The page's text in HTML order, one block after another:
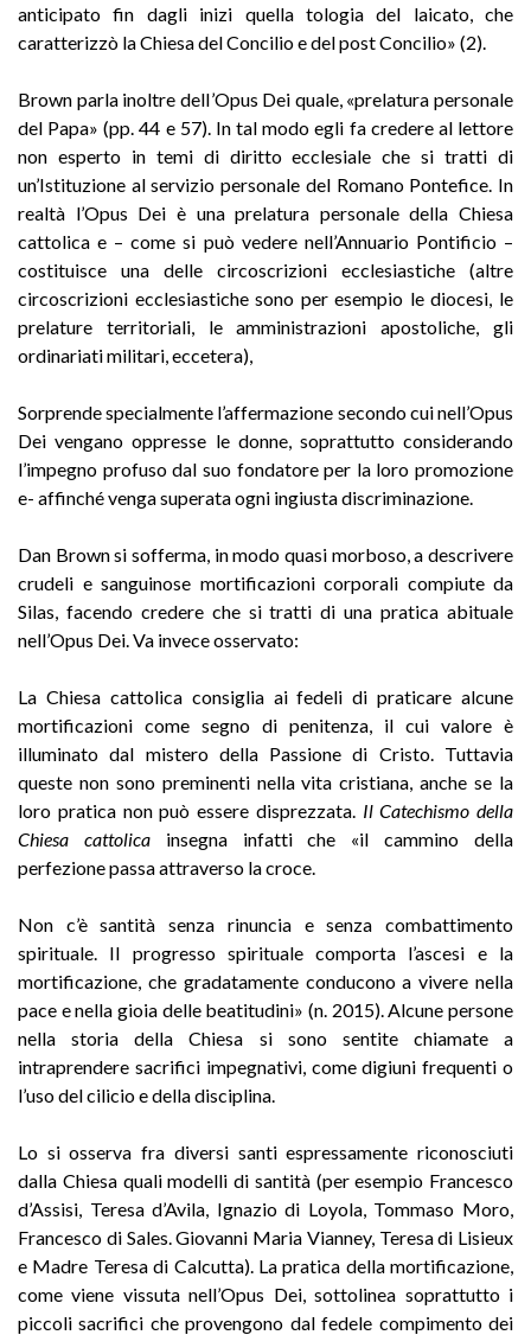
anticipato fin dagli inizi quella tologia del laicato, che
caratterizzò la Chiesa del Concilio e del post Concilio» (2).
Brown parla inoltre delI’Opus Dei quale, «prelatura personale
del Papa» (pp. 44 e 57). In tal modo egli fa credere al lettore
non esperto in temi di diritto ecclesiale che si tratti di
un’Istituzione al servizio personale del Romano Pontefice. In
realtà l’Opus Dei è una prelatura personale della Chiesa
cattolica e – come si può vedere nell’Annuario Pontificio –
costituisce una delle circoscrizioni ecclesiastiche (altre
circoscrizioni ecclesiastiche sono per esempio le diocesi, le
prelature territoriali, le amministrazioni apostoliche, gli
ordinariati militari, eccetera),
Sorprende specialmente l’affermazione secondo cui nell’Opus
Dei vengano oppresse le donne, soprattutto considerando
l’impegno profuso dal suo fondatore per la loro promozione
e- affinché venga superata ogni ingiusta discriminazione.
Dan Brown si sofferma, in modo quasi morboso, a descrivere
crudeli e sanguinose mortificazioni corporali compiute da
Silas, facendo credere che si tratti di una pratica abituale
nell’Opus Dei. Va invece osservato:
La Chiesa cattolica consiglia ai fedeli di praticare alcune
mortificazioni come segno di penitenza, il cui valore è
illuminato dal mistero della Passione di Cristo. Tuttavia
queste non sono preminenti nella vita cristiana, anche se la
loro pratica non può essere disprezzata. Il Catechismo della
Chiesa cattolicainsegna infatti che «il cammino della
perfezione passa attraverso la croce.
Non c’è santità senza rinuncia e senza combattimento
spirituale. Il progresso spirituale comporta l’ascesi e la
mortificazione, che gradatamente conducono a vivere nella
pace e nella gioia delle beatitudini» (n. 2015). Alcune persone
nella storia della Chiesa si sono sentite chiamate a
intraprendere sacrifici impegnativi, come digiuni frequenti o
l’uso del cilicio e della disciplina.
Lo si osserva fra diversi santi espressamente riconosciuti
dalla Chiesa quali modelli di santità (per esempio Francesco
d’Assisi, Teresa d’Avila, Ignazio di Loyola, Tommaso Moro,
Francesco di Sales. Giovanni Maria Vianney, Teresa di Lisieux
e Madre Teresa di Calcutta). La pratica della mortificazione,
come viene vissuta nell’Opus Dei, sottolinea soprattutto i
piccoli sacrifici che provengono dal fedele compimento dei